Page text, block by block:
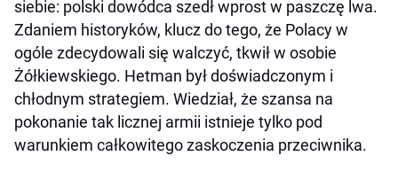
siebie: polski dowódca szedł wprost w paszczę lwa.
Zdaniem historyków, klucz do tego, że Polacy w
ogóle zdecydowali się walczyć, tkwił w osobie
Żółkiewskiego. Hetman był doświadczonym i
chłodnym strategiem. Wiedział, że szansa na
pokonanie tak licznej armii istnieje tylko pod
warunkiem całkowitego zaskoczenia przeciwnika.